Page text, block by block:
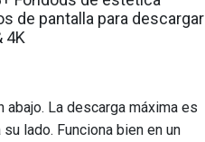
de pantalla para descargar
4K
La descarga máxima es
lado. Funciona bien en un